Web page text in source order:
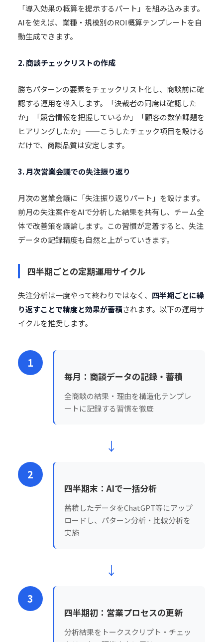
「導入効果の概算を提示するパート」を組み込みます。
AIを使えば、業種・規模別のROI概算テンプレートを自
動生成できます。
2. 商談チェックリストの作成
勝ちパターンの要素をチェックリスト化し、商談前に確
認する運用を導入します。「決裁者の同席は確認した
か」「競合情報を把握しているか」「顧客の数値課題を
ヒアリングしたか」——こうしたチェック項目を設ける
だけで、商談品質は安定します。
3. 月次営業会議での失注振り返り
月次の営業会議に「失注振り返りパート」を設けます。
前月の失注案件をAIで分析した結果を共有し、チーム全
体で改善策を議論します。この習慣が定着すると、失注
データの記録精度も自然と上がっていきます。
四半期ごとの定期運用サイクル
失注分析は一度やって終わりではなく、 四半期ごとに繰
り返すことで精度と効果が蓄積されます。以下の運用サ
イクルを推奨します。
1
毎月：商談データの記録・蓄積
全商談の結果・理由を構造化テンプレ
ートに記録する習慣を徹底
↓
2
四半期末：AIで一括分析
蓄積したデータをChatGPT等にアップ
ロードし、パターン分析・比較分析を
実施
↓
3
四半期初：営業プロセスの更新
分析結果をトークスクリプト・チェッ